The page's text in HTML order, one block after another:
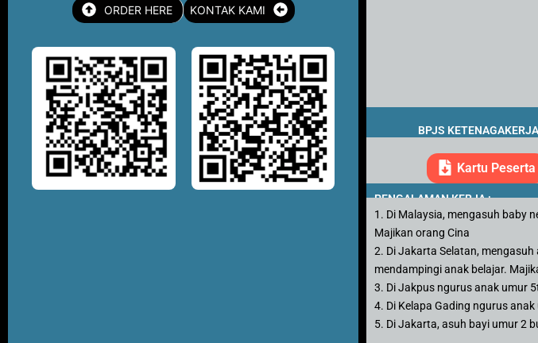
ORDER HERE KONTAK KAMI
BPJS
Kartu Peserta
PENGALAMAN KERJA :
1. Di Malaysia, mengasuh baby
Majikan orang Cina
2. Di Jakarta Selatan,
mendampingi anak belajar.
3. Di Jakpus ngurus anak umur
4. Di Kelapa Gading ngurus
5. Di Jakarta, asuh bayi umur 2